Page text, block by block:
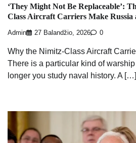
‘They Might Not Be Replaceable’:
Class Aircraft Carriers Make Russia
Admin 27 Balandžio, 2026 0
Why the Nimitz-Class Aircraft
There is a particular kind of
longer you study naval history. A […]